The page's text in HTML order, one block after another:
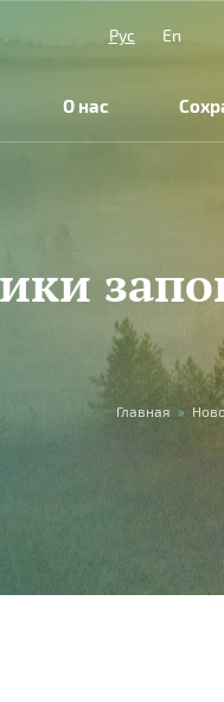
Рус
En
О нас
Главная »